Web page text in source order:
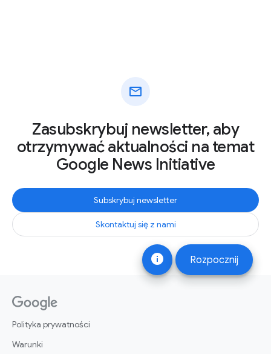
info Rozpocznij
mail
Zasubskrybuj newsletter, aby
otrzymywać aktualności na temat
Google News Initiative
Subskrybuj newsletter
Skontaktuj się z nami
Polityka prywatności
Warunki